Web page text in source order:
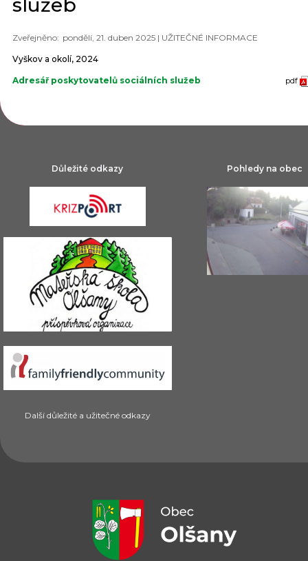
pondělí, 21. duben 2025 | UŽITEČNÉ INFORMACE
Vyškov a okolí, 2024
Adresář poskytovatelů sociálních služeb pdf
Důležité odkazy
Další důležité a užitečné odkazy
Pohledy na obec